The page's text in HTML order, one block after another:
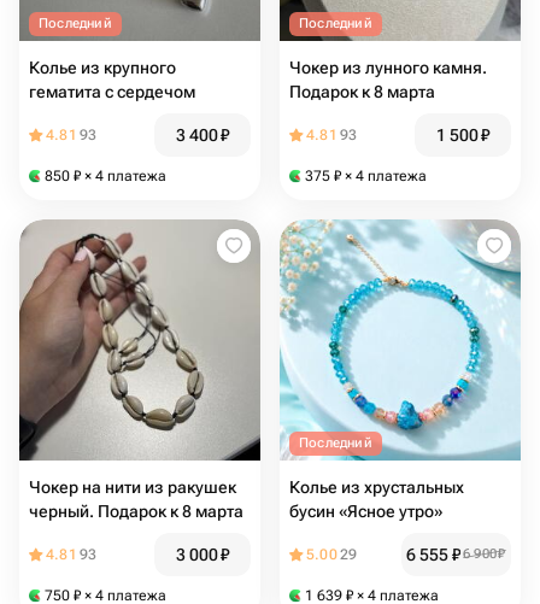
Последний
Колье из крупного
гематита с сердечом
4.81 93 3 400₽
850 ₽ × 4 платежа
Последний
Чокер из лунного камня.
Подарок к 8 марта
4.81 93 1 500₽
375 ₽ × 4 платежа
Чокер на нити из ракушек
черный. Подарок к 8 марта
4.81 93 3 000₽
750 ₽ × 4 платежа
Последний
Колье из хрустальных
бусин «Ясное утро»
5.0029 6 555₽6 900₽
1 639 ₽ × 4 платежа